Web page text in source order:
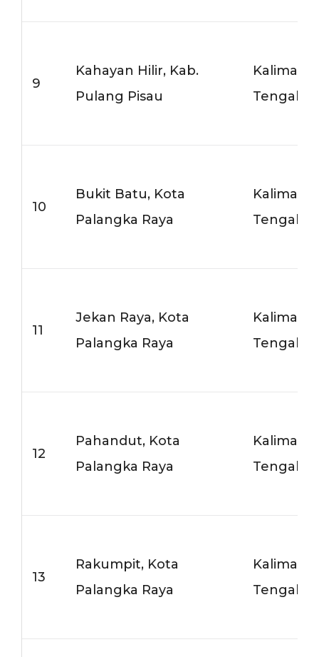
9
Kahayan Hilir, Kab.
Pulang Pisau
Tengah
10
Bukit Batu, Kota
Palangka Raya
Tengah
11
Jekan Raya, Kota
Palangka Raya
Tengah
12
Pahandut, Kota
Palangka Raya
Tengah
13
Rakumpit, Kota
Palangka Raya
Tengah